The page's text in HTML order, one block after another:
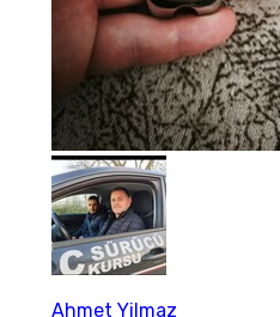
Ahmet Yilmaz